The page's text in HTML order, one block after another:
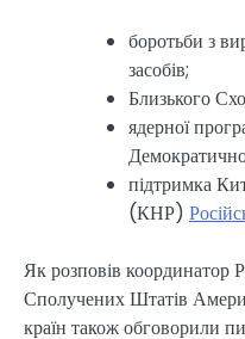
боротьби з
засобів;
Близького
ядерної
підтримка
(КНР)
Як розповів координатор
Сполучених Штатів
країн також обговорили